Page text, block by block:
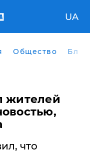
UA
Общество
жителей
что